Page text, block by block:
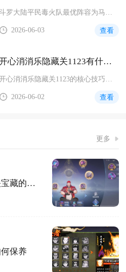
2026-06-03 查看
开心消消乐隐藏关1123有什么技巧
2026-06-02 查看
更多
斗罗大陆禁地宝藏第七关宝藏的下落在哪里
保养